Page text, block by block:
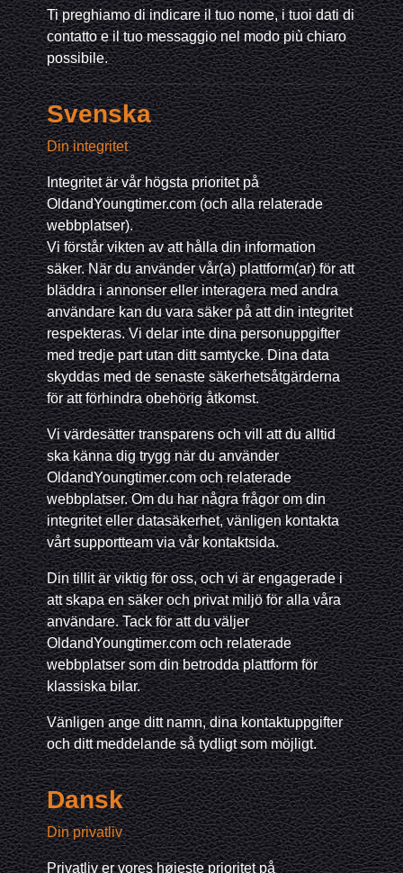
Ti preghiamo di indicare il tuo nome, i tuoi dati di
contatto e il tuo messaggio nel modo più chiaro
possibile.
Svenska
Din integritet
Integritet är vår högsta prioritet på
OldandYoungtimer.com (och alla relaterade
webbplatser).
Vi förstår vikten av att hålla din information
säker. När du använder vår(a) plattform(ar) för att
bläddra i annonser eller interagera med andra
användare kan du vara säker på att din integritet
respekteras. Vi delar inte dina personuppgifter
med tredje part utan ditt samtycke. Dina data
skyddas med de senaste säkerhetsåtgärderna
för att förhindra obehörig åtkomst.
Vi värdesätter transparens och vill att du alltid
ska känna dig trygg när du använder
OldandYoungtimer.com och relaterade
webbplatser. Om du har några frågor om din
integritet eller datasäkerhet, vänligen kontakta
vårt supportteam via vår kontaktsida.
Din tillit är viktig för oss, och vi är engagerade i
att skapa en säker och privat miljö för alla våra
användare. Tack för att du väljer
OldandYoungtimer.com och relaterade
webbplatser som din betrodda plattform för
klassiska bilar.
Vänligen ange ditt namn, dina kontaktuppgifter
och ditt meddelande så tydligt som möjligt.
Dansk
Din privatliv
Privatliv er vores højeste prioritet på